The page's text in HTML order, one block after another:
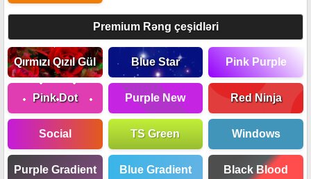
Premium Rəng çeşidləri
Qırmızı Qızıl Gül Blue Star Pink Purple
Pink Dot Purple New Red Ninja
Social TS Green Windows
Purple Gradient Blue Gradient Black Blood